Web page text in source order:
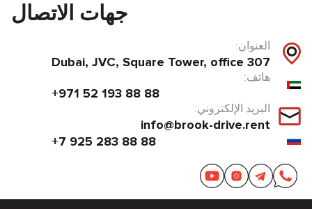
جهات الاتصال
العنوان:
Dubai, JVC, Square Tower, office 307
هاتف:
+971 52 193 88 88
البريد الإلكتروني:
info@brook-drive.rent
+7 925 283 88 88